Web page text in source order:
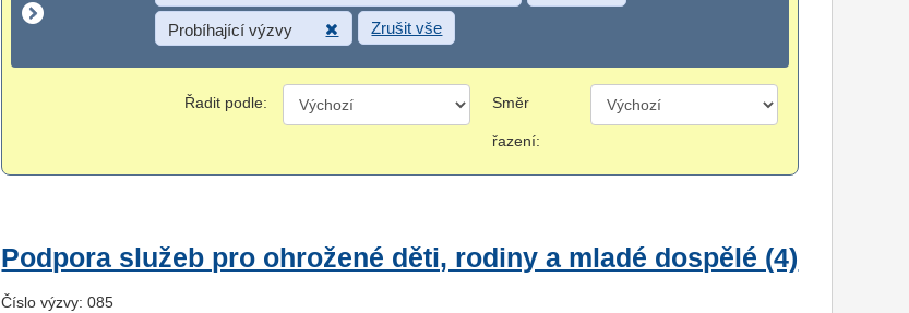
Probíhající výzvy Zrušit vše
Řadit podle: Směr
řazení:
Podpora služeb pro ohrožené děti, rodiny a mladé dospělé (4)
Číslo výzvy: 085